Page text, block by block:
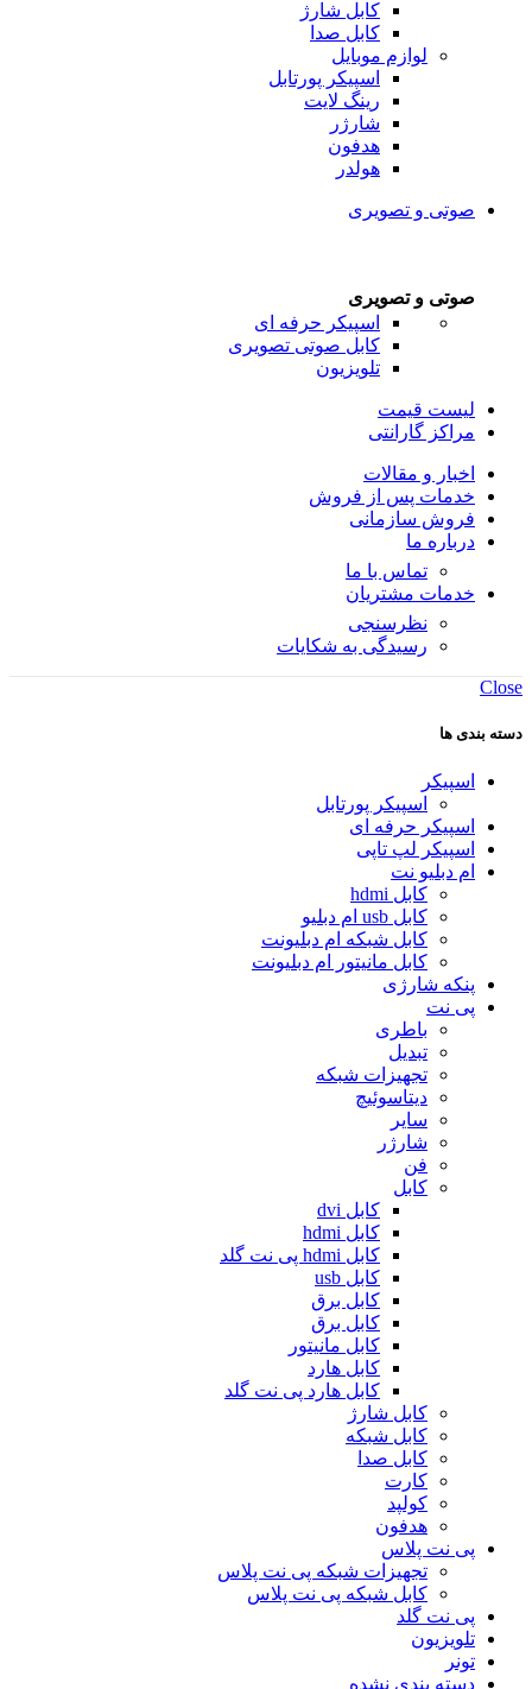
کابل شارژ
کابل صدا
لوازم موبایل
اسپیکر پورتابل
رینگ لایت
شارژر
هدفون
هولدر
صوتی و تصویری
صوتی و تصویری
اسپیکر حرفه ای
کابل صوتی تصویری
تلویزیون
لیست قیمت
مراکز گارانتی
اخبار و مقالات
خدمات پس از فروش
فروش سازمانی
درباره ما
تماس با ما
خدمات مشتریان
نظرسنجی
رسیدگی به شکایات
Close
دسته بندی ها
اسپیکر
اسپیکر پورتابل
اسپیکر حرفه ای
اسپیکر لپ تاپی
ام دبلیو نت
کابل hdmi
کابل usb ام دبلیو
کابل شبکه ام دبلیونت
کابل مانیتور ام دبلیونت
پنکه شارژی
پی نت
باطری
تبدیل
تجهیزات شبکه
دیتاسوئیچ
سایر
شارژر
فن
کابل
کابل dvi
کابل hdmi
کابل hdmi پی نت گلد
کابل usb
کابل برق
کابل برق
کابل مانیتور
کابل هارد
کابل هارد پی نت گلد
کابل شارژ
کابل شبکه
کابل صدا
کارت
کولپد
هدفون
پی نت پلاس
تجهیزات شبکه پی نت پلاس
کابل شبکه پی نت پلاس
پی نت گلد
تلویزیون
تونر
دسته بندی نشده